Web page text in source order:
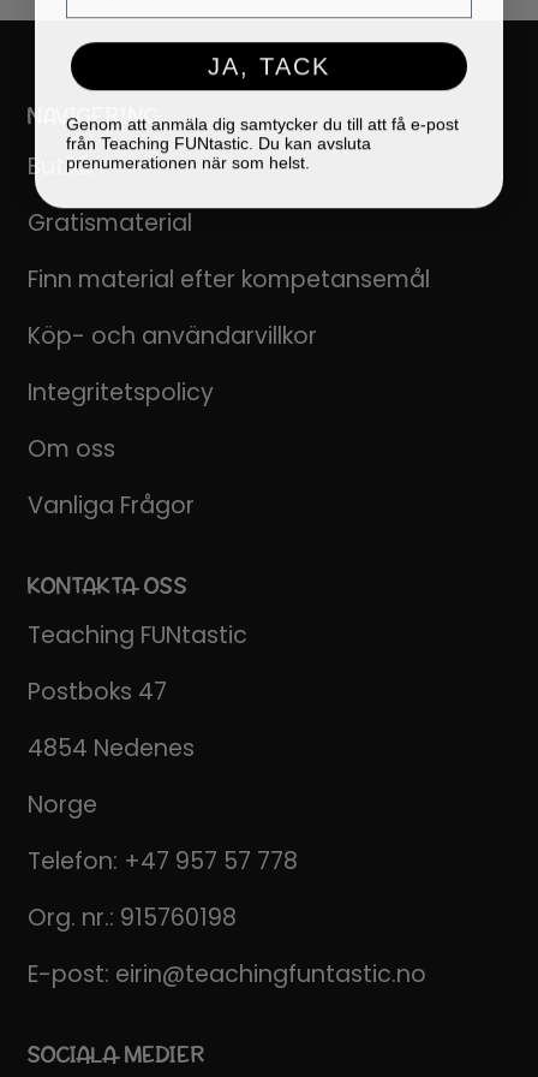
NAVIGERING
Butikk
Gratismaterial
Finn material efter kompetansemål
Köp- och användarvillkor
Integritetspolicy
Om oss
Vanliga Frågor
KONTAKTA OSS
Teaching FUNtastic
Postboks 47
4854 Nedenes
Norge
Telefon: +47 957 57 778
Org. nr.: 915760198
E-post: eirin@teachingfuntastic.no
SOCIALA MEDIER
JA, TACK
Genom att anmäla dig samtycker du till att få e-post
från Teaching FUNtastic. Du kan avsluta
prenumerationen när som helst.